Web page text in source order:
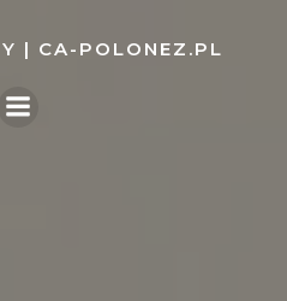
to| CA-POLONEZ.PL